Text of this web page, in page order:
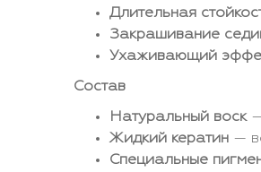
Длительная
Закрашивание
Ухаживающий
Состав
Натуральный воск—
Жидкий кератин —
Специальные